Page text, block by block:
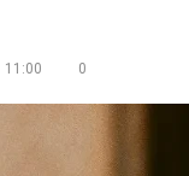
11:00 0